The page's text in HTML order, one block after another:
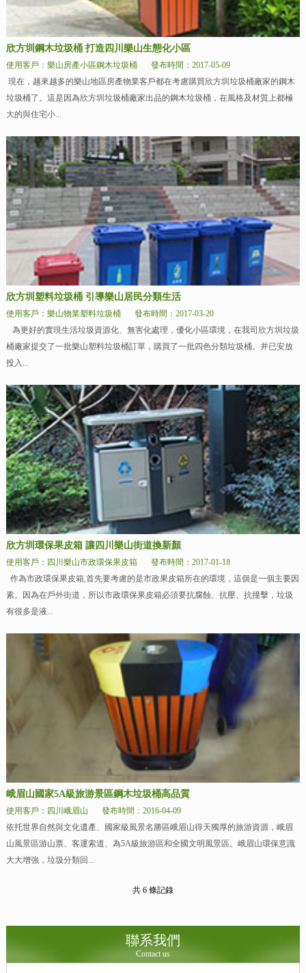
欣方圳鋼木垃圾桶 打造四川樂山生態化小區
使用客戶：樂山房產小區鋼木垃圾桶
發布時間：2017-05-09
現在，越來越多的樂山地區房產物業客戶都在考慮購買欣方圳垃圾桶廠家的鋼木
垃圾桶了。這是因為欣方圳垃圾桶廠家出品的鋼木垃圾桶，在風格及材質上都極
大的與住宅小...
欣方圳塑料垃圾桶 引導樂山居民分類生活
使用客戶：樂山物業塑料垃圾桶
發布時間：2017-03-20
為更好的實現生活垃圾資源化、無害化處理，優化小區環境，在我司欣方圳垃圾
桶廠家提交了一批樂山塑料垃圾桶訂單，購買了一批四色分類垃圾桶。并已安放
投入...
欣方圳環保果皮箱 讓四川樂山街道換新顏
使用客戶：四川樂山市政環保果皮箱
發布時間：2017-01-18
作為市政環保果皮箱,首先要考慮的是市政果皮箱所在的環境，這個是一個主要因
素。因為在戶外街道，所以市政環保果皮箱必須要抗腐蝕、抗壓、抗撞擊，垃圾
有很多是液...
峨眉山國家5A級旅游景區鋼木垃圾桶高品質
使用客戶：四川峨眉山
發布時間：2016-04-09
依托世界自然與文化遺產、國家級風景名勝區峨眉山得天獨厚的旅游資源，峨眉
山風景區游山票、客運索道、為5A級旅游區和全國文明風景區。峨眉山環保意識
大大增強，垃圾分類回...
共 6 條記錄
聯系我們
Contact us